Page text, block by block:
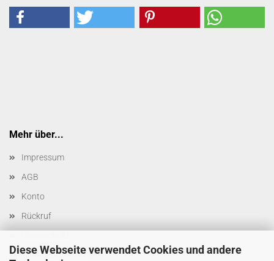
Diese Webseite verwendet Cookies und andere
Mehr über...
Impressum
AGB
Konto
Rückruf
Cookie Einstellungen